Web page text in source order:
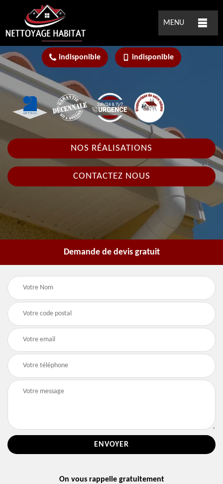
MENU
indisponible indisponible
NOS RÉALISATIONS
CONTACTEZ NOUS
Demande de devis gratuit
On vous rappelle gratuitement